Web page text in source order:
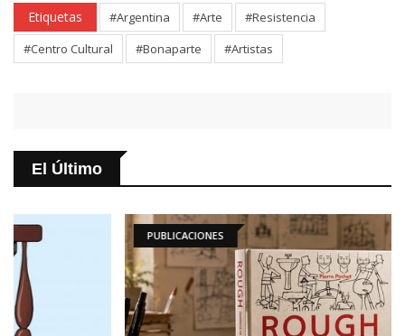
Etiquetas #Argentina #Arte
#Resistencia
#Centro Cultural
#Bonaparte #Artistas
El Último
PUBLICACIONES